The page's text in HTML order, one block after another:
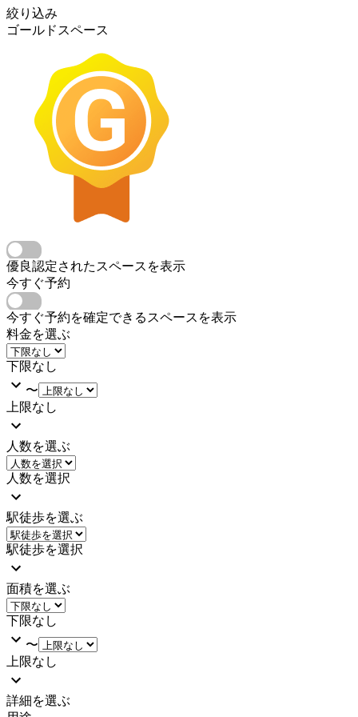
絞り込み
ゴールドスペース
優良認定されたスペースを表示
今すぐ予約
今すぐ予約を確定できるスペースを表示
料金を選ぶ
下限なし
〜
上限なし
人数を選ぶ
人数を選択
駅徒歩を選ぶ
駅徒歩を選択
面積を選ぶ
下限なし
〜
上限なし
詳細を選ぶ